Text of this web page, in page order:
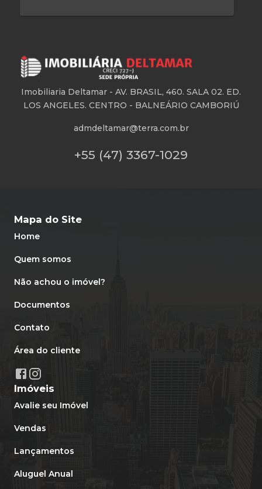
Imobiliaria Deltamar - AV. BRASIL, 460. SALA 02. ED.
LOS ANGELES. CENTRO - BALNEÁRIO CAMBORIÚ
admdeltamar@terra.com.br
+55 (47) 3367-1029
Mapa do Site
Home
Quem somos
Não achou o imóvel?
Documentos
Contato
Área do cliente
Imóveis
Avalie seu Imóvel
Vendas
Lançamentos
Aluguel Anual